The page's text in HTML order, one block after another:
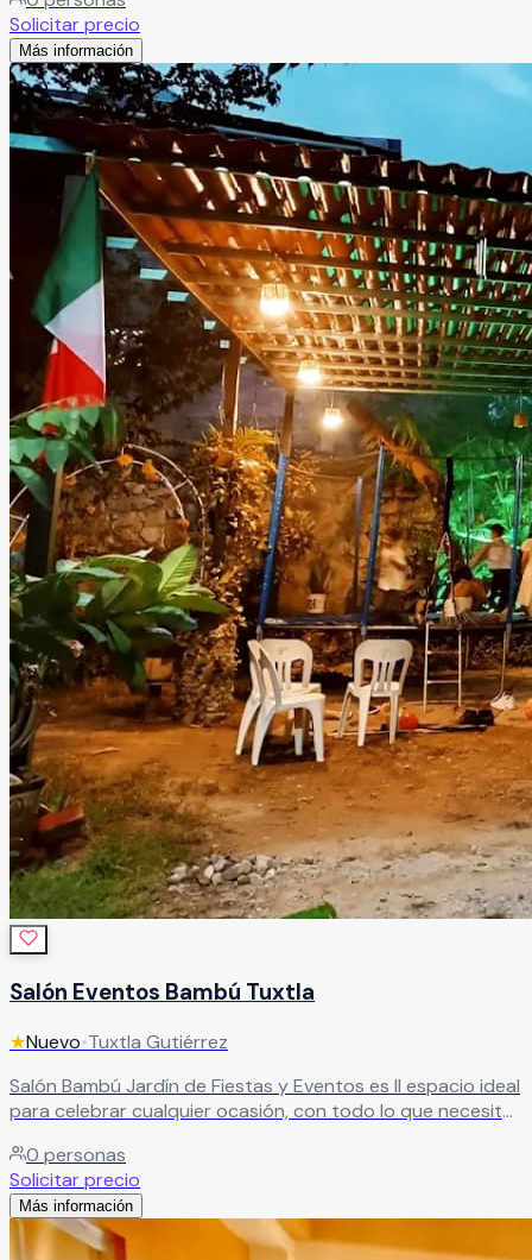
bodas y más, ofrece un salón climatizado y 100%
equipado para brindar comodidad y una experiencia
completa en cada evento.
Solicitar precio
Más información
Salón Eventos Bambú Tuxtla
★Nuevo•Tuxtla Gutiérrez
Salón Bambú Jardín de Fiestas y Eventos es ll espacio ideal
para celebrar cualquier ocasión, con todo lo que necesitas
0 personas
Solicitar precio
Más información